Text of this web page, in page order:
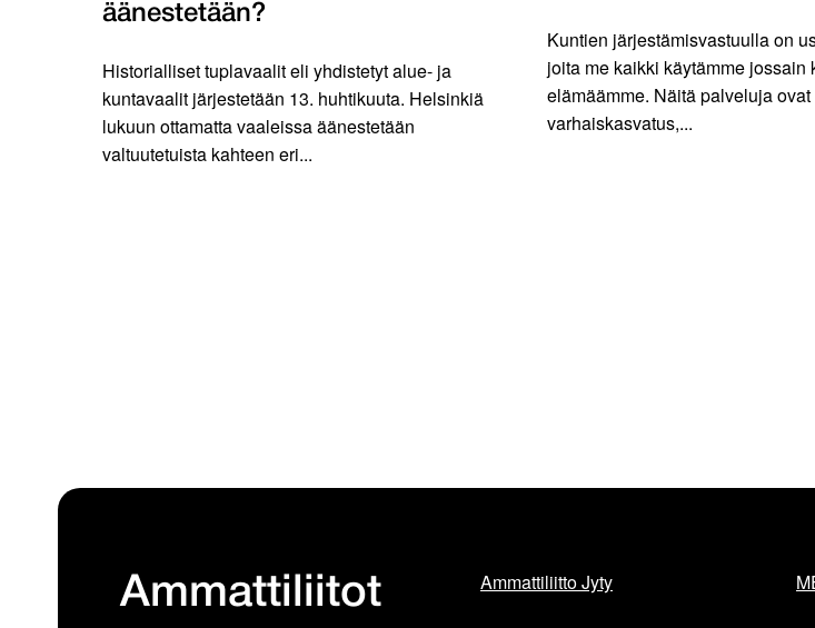
äänestetään?
Historialliset tuplavaalit eli yhdistetyt alue- ja
kuntavaalit järjestetään 13. huhtikuuta. Helsinkiä
lukuun ottamatta vaaleissa äänestetään
valtuutetuista kahteen eri...
Kuntien järjestämisvastuulla on
joita me kaikki käytämme jossain
elämäämme. Näitä palveluja
varhaiskasvatus,...
Ammattiliitot Ammattiliitto Jyty